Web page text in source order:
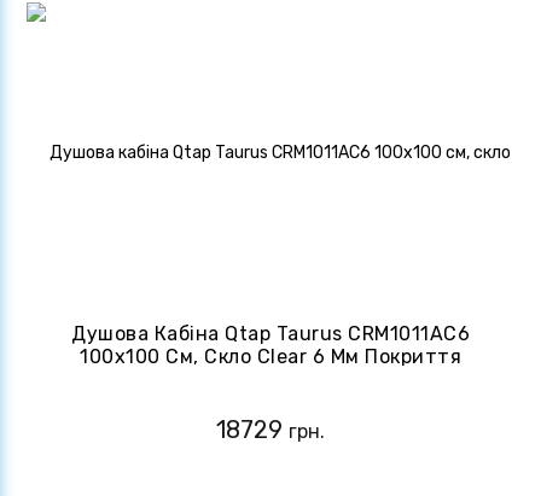
Душова Кабіна Qtap Taurus CRM1011AC6
100х100 См, Скло Clear 6 Мм Покриття
18729 грн.